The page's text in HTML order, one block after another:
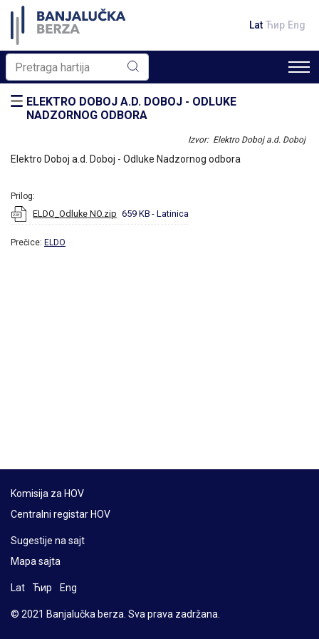
Lat Ћир Eng
ELEKTRO DOBOJ A.D. DOBOJ - ODLUKE
NADZORNOG ODBORA
Izvor: Elektro Doboj a.d. Doboj
Elektro Doboj a.d. Doboj - Odluke Nadzornog odbora
Prilog:
ELDO_Odluke NO.zip 659 KB - Latinica
Prečice: ELDO
Komisija za HOV
Centralni registar HOV
Sugestije na sajt
Mapa sajta
Lat Ћир Eng
© 2021 Banjalučka berza. Sva prava zadržana.